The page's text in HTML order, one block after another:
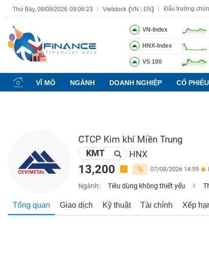
Thứ Bảy, 08/08/2026 09:06:24 Vietstock (VN EN) Đấu trường
VN-Index
HNX-Index
VS 100
VĨ MÔ NGÀNH DOANH NGHIỆP CỔ PHIẾU
CTCP Kim khí Miền Trung
KMT HNX
13,200 % 07/08/2026 14:59
Ngành: Tiêu dùng không thiết yếu
Tổng quan Giao dịch Kỹ thuật Tài chính Xếp
Tất cả Tính năng Ngành Mã chứng khoán Lãnh
Tính
năng
(-)
CHỨNG
KHOÁN
NGHIỆP